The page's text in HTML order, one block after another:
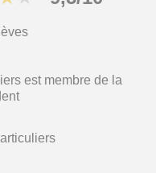
est membre de la